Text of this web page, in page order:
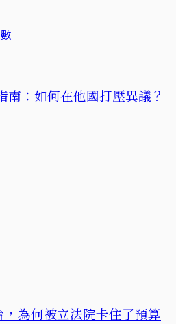
南：如何在他國打壓異議？
為何被立法院卡住了預算